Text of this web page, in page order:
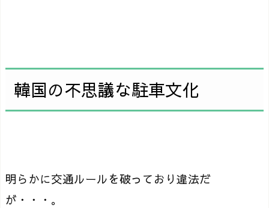
韓国の不思議な駐車文化
明らかに交通ルールを破っており違法だ
が・・・。